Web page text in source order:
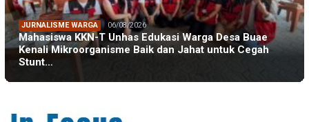
JURNALISME WARGA 06/08/2026
Mahasiswa KKN-T Unhas Edukasi Warga Desa Buae
Kenali Mikroorganisme Baik dan Jahat untuk Cegah
Stunt…